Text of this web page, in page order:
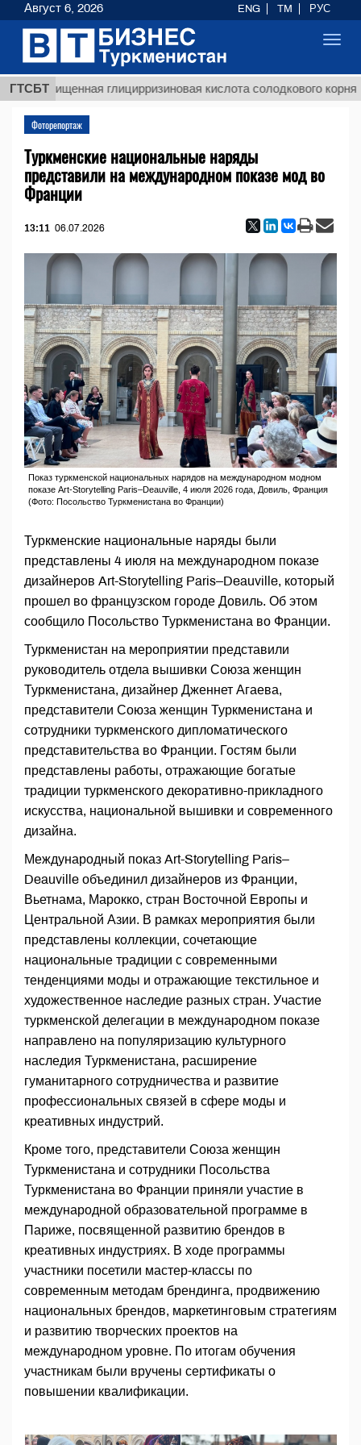
ГТСБТ глицирризиновая кислота солодкового корня
Фоторепортаж
Туркменские национальные наряды
представили на международном показе мод во
Франции
13:11 06.07.2026
Показ туркменской национальных нарядов на международном модном
показе Art-Storytelling Paris–Deauville, 4 июля 2026 года, Довиль, Франция
(Фото: Посольство Туркменистана во Франции)
Туркменские национальные наряды были
представлены 4 июля на международном показе
дизайнеров Art-Storytelling Paris–Deauville, который
прошел во французском городе Довиль. Об этом
сообщило Посольство Туркменистана во Франции.
Туркменистан на мероприятии представили
руководитель отдела вышивки Союза женщин
Туркменистана, дизайнер Дженнет Агаева,
представители Союза женщин Туркменистана и
сотрудники туркменского дипломатического
представительства во Франции. Гостям были
представлены работы, отражающие богатые
традиции туркменского декоративно-прикладного
искусства, национальной вышивки и современного
дизайна.
Международный показ Art-Storytelling Paris–
Deauville объединил дизайнеров из Франции,
Вьетнама, Марокко, стран Восточной Европы и
Центральной Азии. В рамках мероприятия были
представлены коллекции, сочетающие
национальные традиции с современными
тенденциями моды и отражающие текстильное и
художественное наследие разных стран. Участие
туркменской делегации в международном показе
направлено на популяризацию культурного
наследия Туркменистана, расширение
гуманитарного сотрудничества и развитие
профессиональных связей в сфере моды и
креативных индустрий.
Кроме того, представители Союза женщин
Туркменистана и сотрудники Посольства
Туркменистана во Франции приняли участие в
международной образовательной программе в
Париже, посвященной развитию брендов в
креативных индустриях. В ходе программы
участники посетили мастер-классы по
современным методам брендинга, продвижению
национальных брендов, маркетинговым стратегиям
и развитию творческих проектов на
международном уровне. По итогам обучения
участникам были вручены сертификаты о
повышении квалификации.
Август 6, 2026 ENG TM РУС